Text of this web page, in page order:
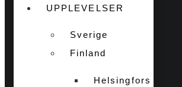
UPPLEVELSER
Sverige
Finland
Helsingfors